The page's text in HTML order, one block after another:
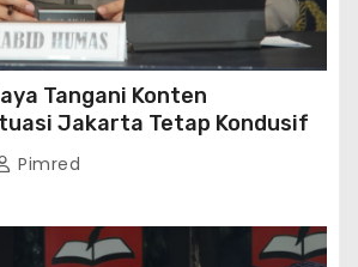
Tangani Konten
Jakarta Tetap Kondusif
Pimred